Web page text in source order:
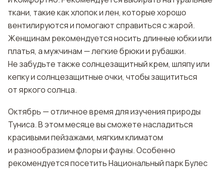
ткани, такие как хлопок и лен, которые хорошо
вентилируются и помогают справиться с жарой.
Женщинам рекомендуется носить длинные юбки или
платья, а мужчинам — легкие брюки и рубашки.
Не забудьте также солнцезащитный крем, шляпу или
кепку и солнцезащитные очки, чтобы защититься
от яркого солнца.
Октябрь — отличное время для изучения природы
Туниса. В этом месяце вы сможете насладиться
красивыми пейзажами, мягким климатом
и разнообразием флоры и фауны. Особенно
рекомендуется посетить Национальный парк Булес